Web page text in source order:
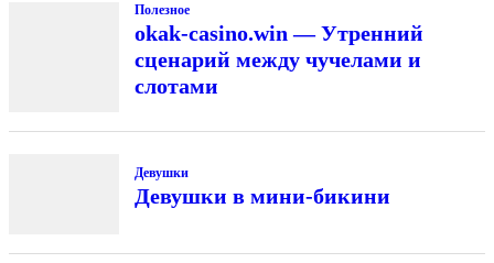
Полезное
okak-casino.win — Утренний
сценарий между чучелами и
слотами
Девушки
Девушки в мини-бикини